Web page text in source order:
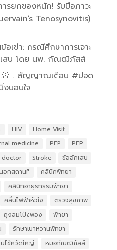
รยกของหนัก! รับมือภาวะ
Tenosynovitis)
ข้อเข่า: กรณีศึกษาการเจาะ
เสบ โดย นพ. กัณฒิภัสส์
..🚨 . สัญญาณเตือน #ปอด
งนอนใจ
HIV
Home Visit
medicine PEP
PEP
doctor Stroke
ข้ออักเสบ
อกสถานที่
คลินิกพัทยา
คลินิกอายุรกรรมพัทยา
คลื่นไฟฟ้าหัวใจ
ตรวจสุขภาพ
ถุงลมโป่งพอง
พัทยา
รักษาเบาหวานพัทยา
ไข้หวัดใหญ่
หมอกัณฒิภัสส์